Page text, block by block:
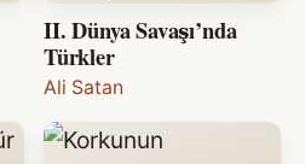
II. Dünya Savaşı’nda
Türkler
Ali Satan